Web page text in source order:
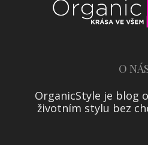
O
OrganicStyle je blog
životním stylu bez